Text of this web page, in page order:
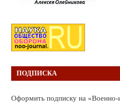
ПОДПИСКА
Оформить подписку на «Военно-